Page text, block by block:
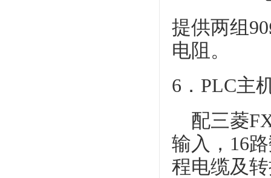
提供两组
电阻。
6．PLC主
配三菱
输入，16
程电缆及